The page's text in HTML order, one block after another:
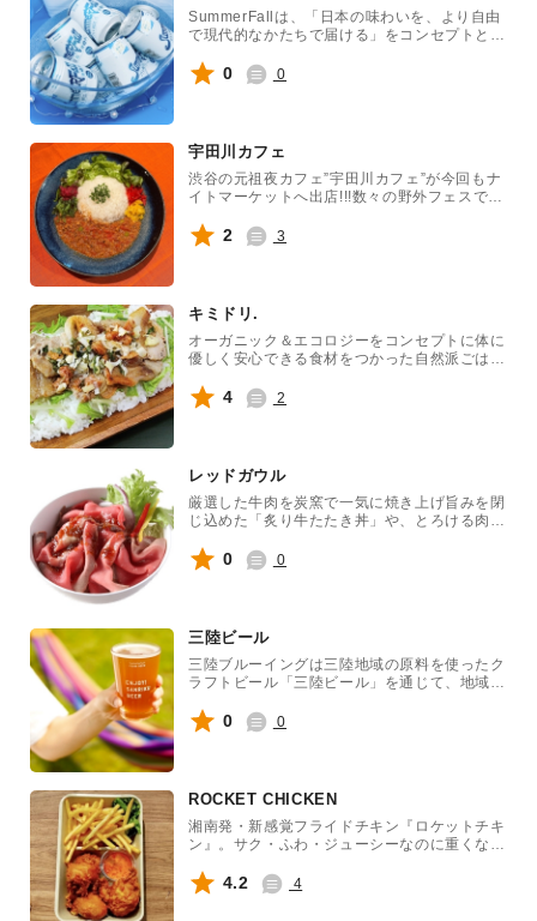
SummerFallは、「日本の味わいを、より自由
で現代的なかたちで届ける」をコンセプトとし
酎といった従来のカテゴリーにとらわれず、フ
ルーツやハーブ、日本由来の素材を掛け合わせ
0 0
宇田川カフェ
渋谷の元祖夜カフェ”宇田川カフェ”が今回もナ
イトマーケットへ出店!!!数々の野外フェスでも
した”明太子パスタ”デザートには”バナナシェイ
ク”や”コーヒーフロート”を是非♪渋谷ビールや
2 3
キミドリ.
オーガニック＆エコロジーをコンセプトに体に
優しく安心できる食材をつかった自然派ごはん
4 2
レッドガウル
厳選した牛肉を炭窯で一気に焼き上げ旨みを閉
じ込めた「炙り牛たたき丼」や、とろける肉の
めの逸品を揃えています。
0 0
三陸ビール
三陸ブルーイングは三陸地域の原料を使ったク
ラフトビール「三陸ビール」を通じて、地域の
ワリーで醸造をスタート。週末のうみねこ、雨
ニモマケズ風ニモマケズ、伊達男IPA、白ひつ
0 0
ROCKET CHICKEN
湘南発・新感覚フライドチキン『ロケットチキ
ン』。サク・ふわ・ジューシーなのに重くな
い!
4.2 4